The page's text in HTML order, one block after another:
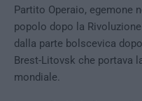
Partito Operaio, egemone
popolo dopo la
dalla parte bolscevica
Brest-Litovsk che portava
mondiale.